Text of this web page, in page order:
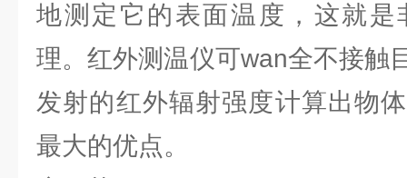
地测定它的表面温度，这就是
理。红外测温仪可wan全不接触
发射的红外辐射强度计算出物
最大的优点。